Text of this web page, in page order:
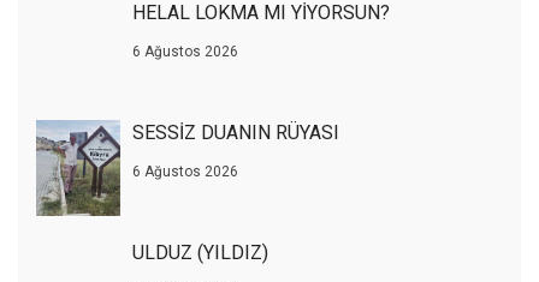
HELAL LOKMA MI YİYORSUN?
6 Ağustos 2026
SESSİZ DUANIN RÜYASI
6 Ağustos 2026
ULDUZ (YILDIZ)